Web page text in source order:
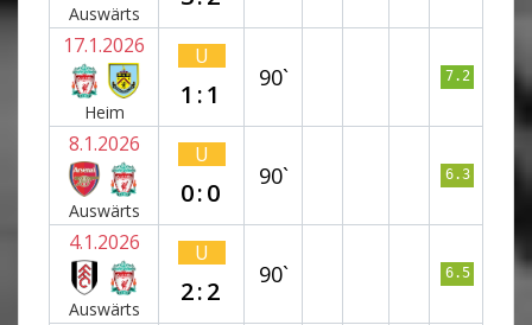
Auswärts
17.1.2026
Heim
U
1:1
90` 7.2
8.1.2026
Auswärts
U
0:0
90` 6.3
4.1.2026
Auswärts
U
2:2
90` 6.5